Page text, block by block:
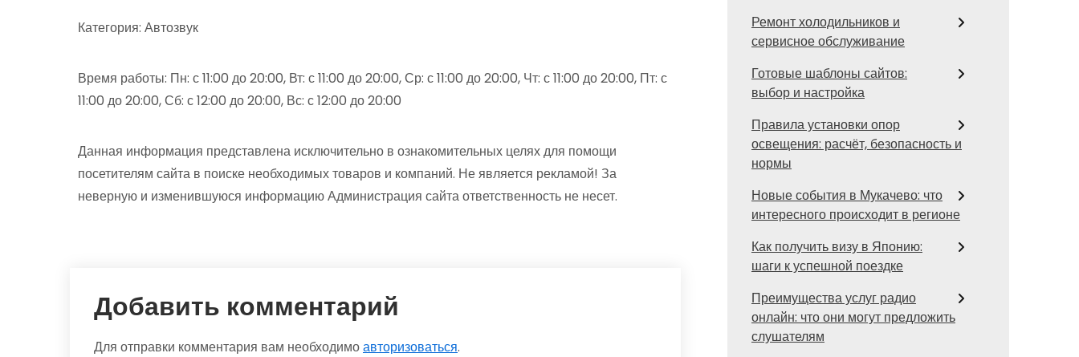
Категория: Автозвук
Время работы: Пн: с 11:00 до 20:00, Вт: с 11:00 до 20:00, Ср: с 11:00 до 20:00, Чт: с 11:00 до 20:00, Пт: с
11:00 до 20:00, Сб: с 12:00 до 20:00, Вс: с 12:00 до 20:00
Данная информация представлена исключительно в ознакомительных целях для помощи
посетителям сайта в поиске необходимых товаров и компаний. Не является рекламой! За
неверную и изменившуюся информацию Администрация сайта ответственность не несет.
Добавить комментарий
Для отправки комментария вам необходимоавторизоваться.
Ремонт холодильников и
сервисное обслуживание
Готовые шаблоны сайтов:
выбор и настройка
Правила установки опор
освещения: расчёт, безопасность и
нормы
Новые события в Мукачево: что
интересного происходит в регионе
Как получить визу в Японию:
шаги к успешной поездке
Преимущества услуг радио
онлайн: что они могут предложить
слушателям